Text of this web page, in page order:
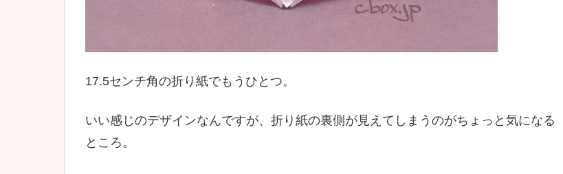
17.5センチ角の折り紙でもうひとつ。
いい感じのデザインなんですが、折り紙の裏側が見えてしまうのがちょっと気になる
ところ。